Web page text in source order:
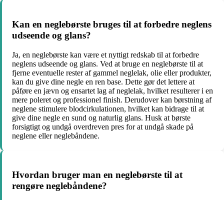
Kan en neglebørste bruges til at forbedre neglens
udseende og glans?
Ja, en neglebørste kan være et nyttigt redskab til at forbedre
neglens udseende og glans. Ved at bruge en neglebørste til at
fjerne eventuelle rester af gammel neglelak, olie eller produkter,
kan du give dine negle en ren base. Dette gør det lettere at
påføre en jævn og ensartet lag af neglelak, hvilket resulterer i en
mere poleret og professionel finish. Derudover kan børstning af
neglene stimulere blodcirkulationen, hvilket kan bidrage til at
give dine negle en sund og naturlig glans. Husk at børste
forsigtigt og undgå overdreven pres for at undgå skade på
neglene eller neglebåndene.
Hvordan bruger man en neglebørste til at
rengøre neglebåndene?